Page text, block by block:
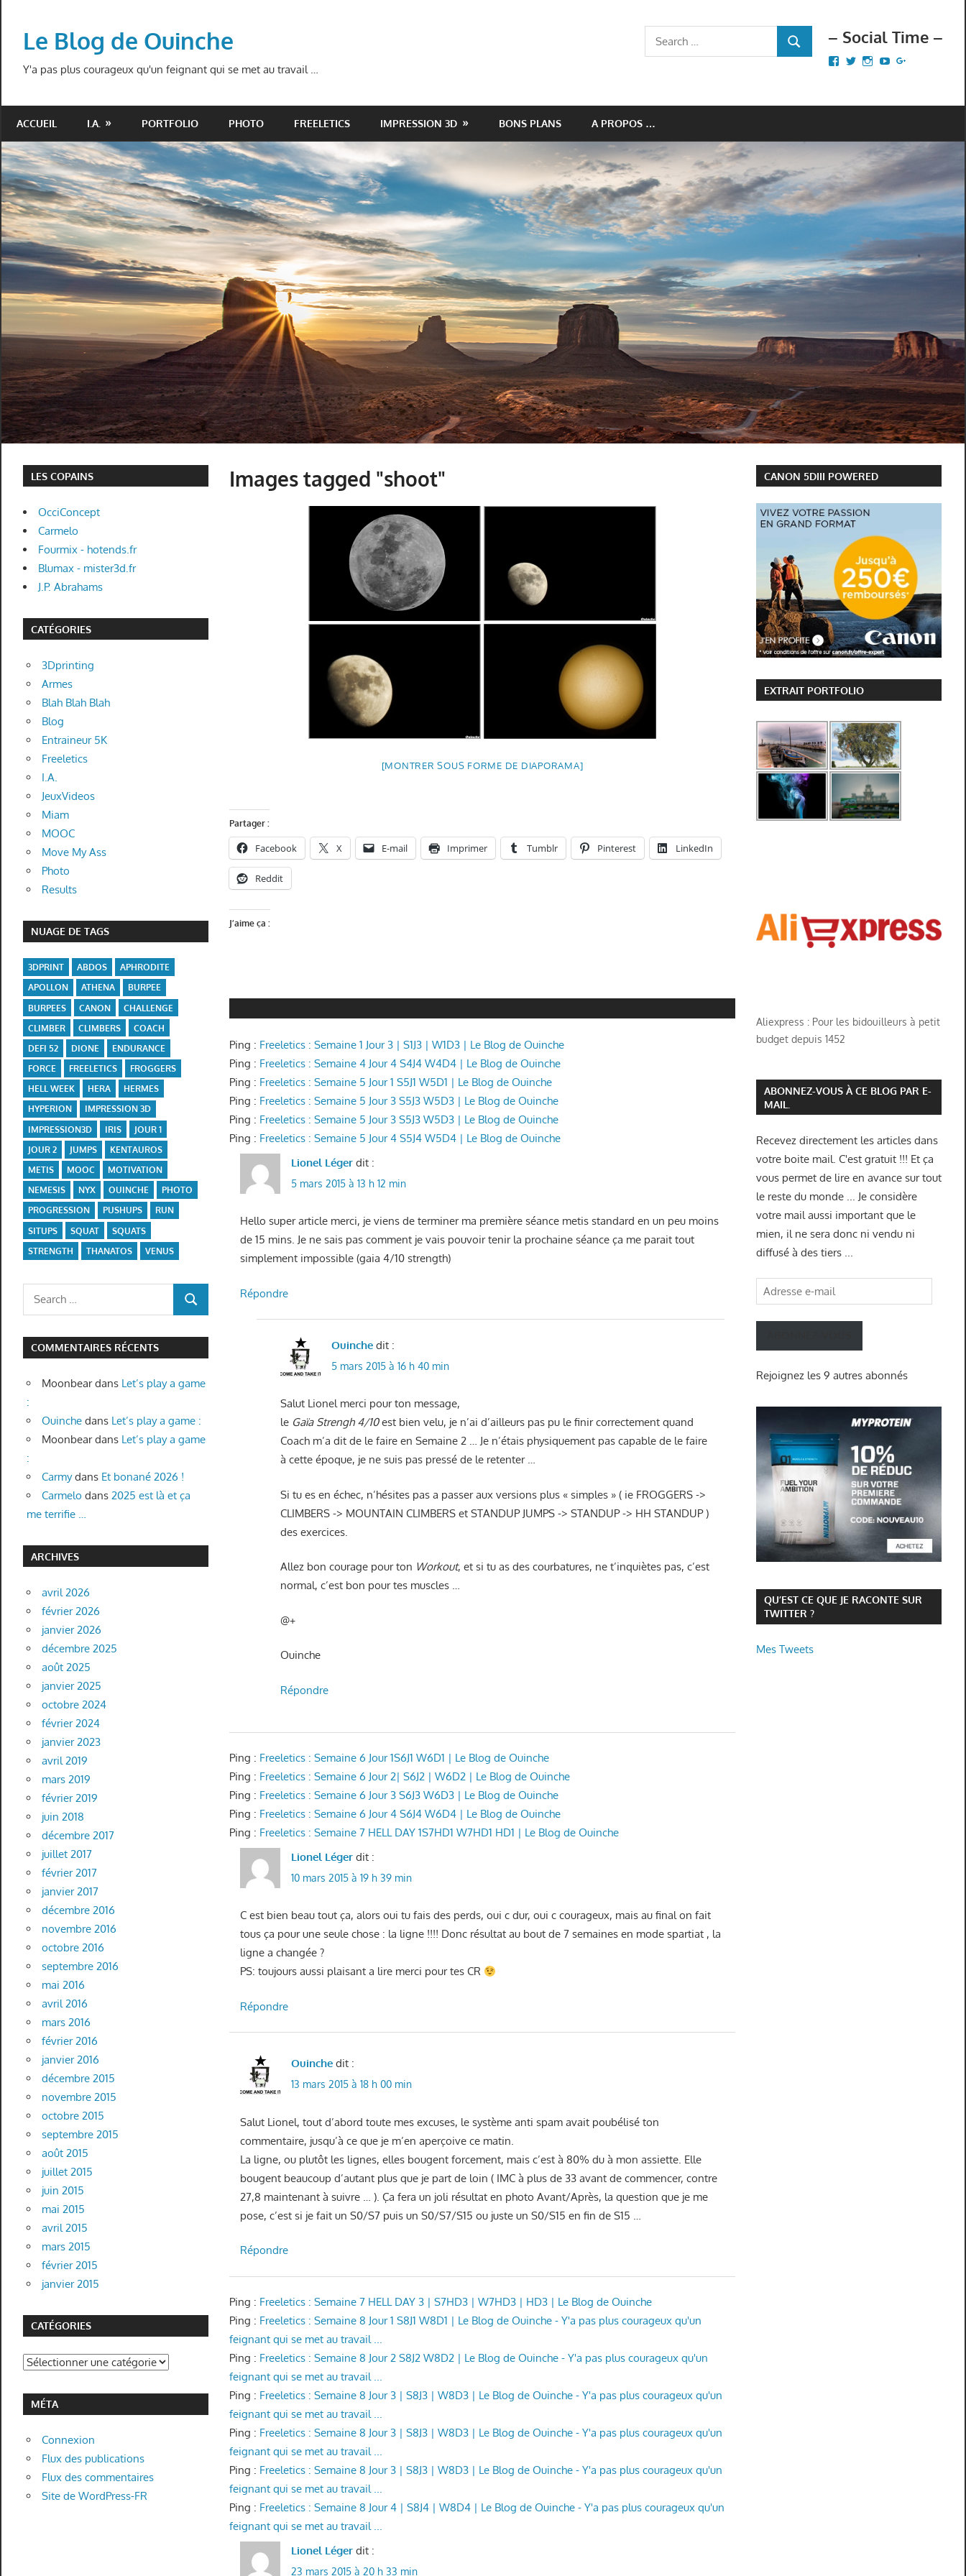
contentLe Blog de Ouinche
Y'a pas plus courageux qu'un feignant qui se met au travail …
– Social Time –
Facebook
TwitterInstagram
YouTube
Search
for:
SEARCH
ACCUEIL I.A. PORTFOLIO PHOTO FREELETICS IMPRESSION 3D BONS PLANS A PROPOS …
Images tagged "shoot"
[MONTRER SOUS FORME DE DIAPORAMA]
Partager :
Facebook X E-mail Imprimer Tumblr Pinterest LinkedIn
Reddit
J’aime ça :
Ping : Freeletics : Semaine 1 Jour 3 | S1J3 | W1D3 | Le Blog de Ouinche
Ping : Freeletics : Semaine 4 Jour 4 S4J4 W4D4 | Le Blog de Ouinche
Ping : Freeletics : Semaine 5 Jour 1 S5J1 W5D1 | Le Blog de Ouinche
Ping : Freeletics : Semaine 5 Jour 3 S5J3 W5D3 | Le Blog de Ouinche
Ping : Freeletics : Semaine 5 Jour 3 S5J3 W5D3 | Le Blog de Ouinche
Ping : Freeletics : Semaine 5 Jour 4 S5J4 W5D4 | Le Blog de Ouinche
Lionel Léger dit :
5 mars 2015 à 13 h 12 min
Hello super article merci, je viens de terminer ma première séance metis standard en un peu moins
de 15 mins. Je ne sais pas comment je vais pouvoir tenir la prochaine séance ça me parait tout
simplement impossible (gaia 4/10 strength)
Répondre
Ouinche dit :
5 mars 2015 à 16 h 40 min
Salut Lionel merci pour ton message,
le Gaïa Strengh 4/10est bien velu, je n’ai d’ailleurs pas pu le finir correctement quand
Coach m’a dit de le faire en Semaine 2 … Je n’étais physiquement pas capable de le faire
à cette époque, je ne suis pas pressé de le retenter …
Si tu es en échec, n’hésites pas a passer aux versions plus « simples » ( ie FROGGERS ->
CLIMBERS -> MOUNTAIN CLIMBERS et STANDUP JUMPS -> STANDUP -> HH STANDUP )
des exercices.
Allez bon courage pour ton Workout, et si tu as des courbatures, ne t’inquiètes pas, c’est
normal, c’est bon pour tes muscles …
@+
Ouinche
Répondre
Ping : Freeletics : Semaine 6 Jour 1S6J1 W6D1 | Le Blog de Ouinche
Ping : Freeletics : Semaine 6 Jour 2| S6J2 | W6D2 | Le Blog de Ouinche
Ping : Freeletics : Semaine 6 Jour 3 S6J3 W6D3 | Le Blog de Ouinche
Ping : Freeletics : Semaine 6 Jour 4 S6J4 W6D4 | Le Blog de Ouinche
Ping : Freeletics : Semaine 7 HELL DAY 1S7HD1 W7HD1 HD1 | Le Blog de Ouinche
Lionel Léger dit :
10 mars 2015 à 19 h 39 min
C est bien beau tout ça, alors oui tu fais des perds, oui c dur, oui c courageux, mais au final on fait
tous ça pour une seule chose : la ligne !!!! Donc résultat au bout de 7 semaines en mode spartiat , la
ligne a changée ?
PS: toujours aussi plaisant a lire merci pour tes CR
Répondre
Ouinche dit :
13 mars 2015 à 18 h 00 min
Salut Lionel, tout d’abord toute mes excuses, le système anti spam avait poubélisé ton
commentaire, jusqu’à ce que je m’en aperçoive ce matin.
La ligne, ou plutôt les lignes, elles bougent forcement, mais c’est à 80% du à mon assiette. Elle
bougent beaucoup d’autant plus que je part de loin ( IMC à plus de 33 avant de commencer, contre
27,8 maintenant à suivre … ). Ça fera un joli résultat en photo Avant/Après, la question que je me
pose, c’est si je fait un S0/S7 puis un S0/S7/S15 ou juste un S0/S15 en fin de S15 …
Répondre
Ping : Freeletics : Semaine 7 HELL DAY 3 | S7HD3 | W7HD3 | HD3 | Le Blog de Ouinche
Ping : Freeletics : Semaine 8 Jour 1 S8J1 W8D1 | Le Blog de Ouinche - Y'a pas plus courageux qu'un
feignant qui se met au travail ...
Ping : Freeletics : Semaine 8 Jour 2 S8J2 W8D2 | Le Blog de Ouinche - Y'a pas plus courageux qu'un
feignant qui se met au travail ...
Ping : Freeletics : Semaine 8 Jour 3 | S8J3 | W8D3 | Le Blog de Ouinche - Y'a pas plus courageux qu'un
feignant qui se met au travail ...
Ping : Freeletics : Semaine 8 Jour 3 | S8J3 | W8D3 | Le Blog de Ouinche - Y'a pas plus courageux qu'un
feignant qui se met au travail ...
Ping : Freeletics : Semaine 8 Jour 3 | S8J3 | W8D3 | Le Blog de Ouinche - Y'a pas plus courageux qu'un
feignant qui se met au travail ...
Ping : Freeletics : Semaine 8 Jour 4 | S8J4 | W8D4 | Le Blog de Ouinche - Y'a pas plus courageux qu'un
feignant qui se met au travail ...
Lionel Léger dit :
23 mars 2015 à 20 h 33 min
LES COPAINS
OcciConcept
Carmelo
Fourmix - hotends.fr
Blumax - mister3d.fr
J.P. Abrahams
CATÉGORIES
3Dprinting
Armes
Blah Blah Blah
Blog
Entraineur 5K
Freeletics
I.A.
JeuxVideos
Miam
MOOC
Move My Ass
Photo
Results
NUAGE DE TAGS
3DPRINT ABDOS
APHRODITE
APOLLON
ATHENA
BURPEE
BURPEES
CANON
CHALLENGE
CLIMBER
CLIMBERS
COACH
DEFI 52
DIONE
ENDURANCE
FORCE
FREELETICS
FROGGERS
HELL WEEK
HERA
HERMES
HYPERION
IMPRESSION 3D
IMPRESSION3D
IRIS
JOUR 1
JOUR 2
JUMPS
KENTAUROS
METIS
MOOC
MOTIVATION
NEMESIS
NYX OUINCHE
PHOTO
PROGRESSION
PUSHUPS
RUN
SITUPS
SQUAT
SQUATS
STRENGTH
THANATOS VENUS
Search
SEARCH
COMMENTAIRES RÉCENTS
Moonbeardans Let’s play a game
:
Ouinchedans Let’s play a game :
Moonbeardans Let’s play a game
:
Carmydans Et bonané 2026 !
Carmelo dans 2025 est là et ça
me terrifie …
ARCHIVES
avril 2026
février 2026
janvier 2026
décembre 2025
août 2025
janvier 2025
octobre 2024
février 2024
janvier 2023
avril 2019
mars 2019
février 2019
juin 2018
décembre 2017
juillet 2017
février 2017
janvier 2017
décembre 2016
novembre 2016
octobre 2016
septembre 2016
mai 2016
avril 2016
mars 2016
février 2016
janvier 2016
décembre 2015
novembre 2015
octobre 2015
septembre 2015
août 2015
juillet 2015
juin 2015
mai 2015
avril 2015
mars 2015
février 2015
janvier 2015
CATÉGORIES
Catégories
MÉTA
Connexion
Flux des publications
Flux des commentaires
Site de WordPress-FR
CANON 5DIII POWERED
EXTRAIT PORTFOLIO
Aliexpress : Pour les bidouilleurs à petit
budget depuis 1452
ABONNEZ-VOUS À CE BLOG PAR E-
MAIL.
Recevez directement les articles dans
votre boite mail. C'est gratuit !!! Et ça
vous permet de lire en avance sur tout
le reste du monde ... Je considère
votre mail aussi important que le
mien, il ne sera donc ni vendu ni
diffusé à des tiers ...
Adresse
e-
mail
Rejoignez les 9 autres abonnés
QU’EST CE QUE JE RACONTE SUR
TWITTER ?
Mes Tweets